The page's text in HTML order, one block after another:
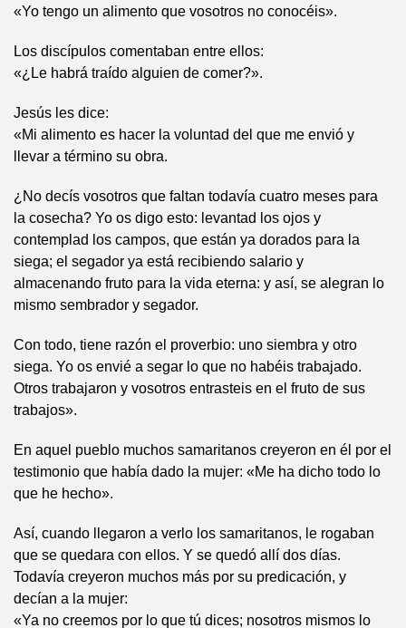
«Yo tengo un alimento que vosotros no conocéis».
Los discípulos comentaban entre ellos:
«¿Le habrá traído alguien de comer?».
Jesús les dice:
«Mi alimento es hacer la voluntad del que me envió y
llevar a término su obra.
¿No decís vosotros que faltan todavía cuatro meses para
la cosecha? Yo os digo esto: levantad los ojos y
contemplad los campos, que están ya dorados para la
siega; el segador ya está recibiendo salario y
almacenando fruto para la vida eterna: y así, se alegran lo
mismo sembrador y segador.
Con todo, tiene razón el proverbio: uno siembra y otro
siega. Yo os envié a segar lo que no habéis trabajado.
Otros trabajaron y vosotros entrasteis en el fruto de sus
trabajos».
En aquel pueblo muchos samaritanos creyeron en él por el
testimonio que había dado la mujer: «Me ha dicho todo lo
que he hecho».
Así, cuando llegaron a verlo los samaritanos, le rogaban
que se quedara con ellos. Y se quedó allí dos días.
Todavía creyeron muchos más por su predicación, y
decían a la mujer:
«Ya no creemos por lo que tú dices; nosotros mismos lo